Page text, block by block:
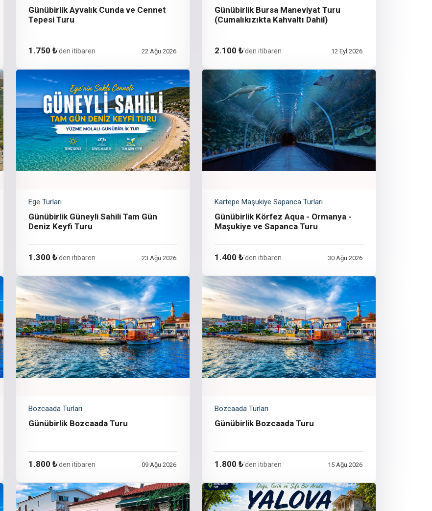
Günübirlik Ayvalık Cunda ve Cennet
Tepesi Turu
1.750 ₺'den itibaren 22 Ağu 2026
Günübirlik Bursa Maneviyat Turu
(Cumalıkızıkta Kahvaltı Dahil)
2.100 ₺'den itibaren 12 Eyl 2026
Ege Turları
Günübirlik Güneyli Sahili Tam Gün
Deniz Keyfi Turu
1.300 ₺'den itibaren 23 Ağu 2026
Kartepe Maşukiye Sapanca Turları
Günübirlik Körfez Aqua - Ormanya -
Maşukiye ve Sapanca Turu
1.400 ₺'den itibaren 30 Ağu 2026
Bozcaada Turları
Günübirlik Bozcaada Turu
1.800 ₺'den itibaren 09 Ağu 2026
Bozcaada Turları
Günübirlik Bozcaada Turu
1.800 ₺'den itibaren 15 Ağu 2026